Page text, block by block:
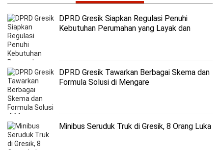
DPRD Gresik Siapkan Regulasi Penuhi
Kebutuhan Perumahan yang Layak dan
DPRD Gresik Tawarkan Berbagai Skema dan
Formula Solusi di Mengare
Minibus Seruduk Truk di Gresik, 8 Orang Luka